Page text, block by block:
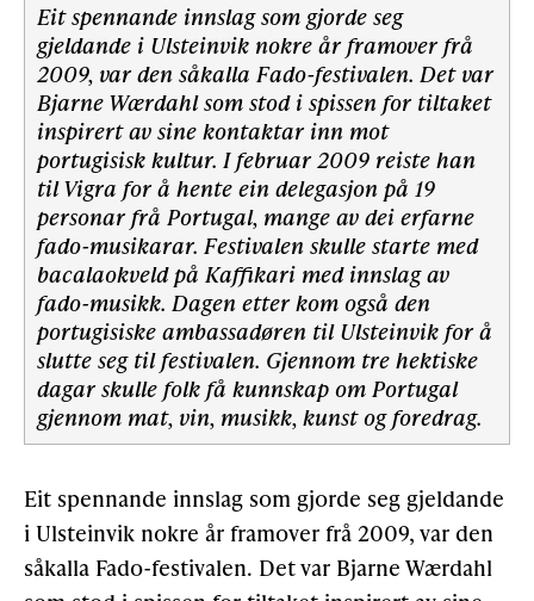
Eit spennande innslag som gjorde seg
gjeldande i Ulsteinvik nokre år framover frå
2009, var den såkalla Fado-festivalen. Det var
Bjarne Wærdahl som stod i spissen for tiltaket
inspirert av sine kontaktar inn mot
portugisisk kultur. I februar 2009 reiste han
til Vigra for å hente ein delegasjon på 19
personar frå Portugal, mange av dei erfarne
fado-musikarar. Festivalen skulle starte med
bacalaokveld på Kaffikari med innslag av
fado-musikk. Dagen etter kom også den
portugisiske ambassadøren til Ulsteinvik for å
slutte seg til festivalen. Gjennom tre hektiske
dagar skulle folk få kunnskap om Portugal
gjennom mat, vin, musikk, kunst og foredrag.
Eit spennande innslag som gjorde seg gjeldande
i Ulsteinvik nokre år framover frå 2009, var den
såkalla Fado-festivalen. Det var Bjarne Wærdahl